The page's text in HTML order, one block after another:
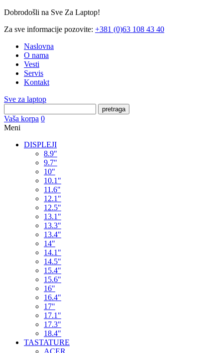
Dobrodošli na Sve Za Laptop!
Za sve informacije pozovite: +381 (0)63 108 43 40
Naslovna
O nama
Vesti
Servis
Kontakt
Sve za laptop
pretraga
Vaša korpa 0
Meni
DISPLEJI
8.9"
9.7"
10"
10.1"
11.6"
12.1"
12.5"
13.1"
13.3"
13.4"
14"
14.1"
14.5"
15.4"
15.6"
16"
16.4"
17"
17.1"
17.3"
18.4"
TASTATURE
ACER